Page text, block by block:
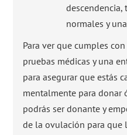
descendencia,
normales y
Para ver que cumples
pruebas médicas y una
para asegurar que estás
mentalmente para donar
podrás ser donante y
de la ovulación para que